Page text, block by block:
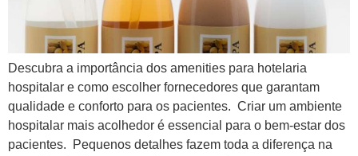
Descubra a importância dos amenities para hotelaria
hospitalar e como escolher fornecedores que garantam
qualidade e conforto para os pacientes. Criar um ambiente
hospitalar mais acolhedor é essencial para o bem-estar dos
pacientes. Pequenos detalhes fazem toda a diferença na